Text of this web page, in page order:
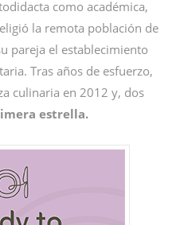
como académica,
la remota población de
pareja el establecimiento
Tras años de esfuerzo,
culinaria en 2012 y, dos
estrella.